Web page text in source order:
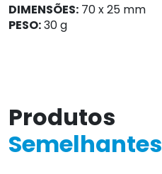
DIMENSÕES: 70 x 25 mm
PESO:30 g
Produtos
Semelhantes